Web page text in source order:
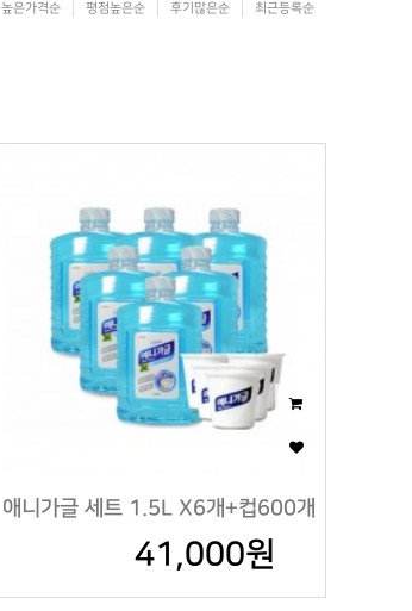
높은가격순 평점높은순 후기많은순 최근등록순
애니가글 세트 1.5L X6개+컵600개
41,000원